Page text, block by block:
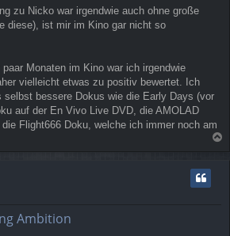
zu Nicko war irgendwie auch ohne große
diese), ist mir im Kino gar nicht so
Monaten im Kino war ich irgendwie
vielleicht etwas zu positiv bewertet. Ich
selbst bessere Dokus wie die Early Days (vor
auf der En Vivo Live DVD, die AMOLAD
Flight666 Doku, welche ich immer noch am
Ambition